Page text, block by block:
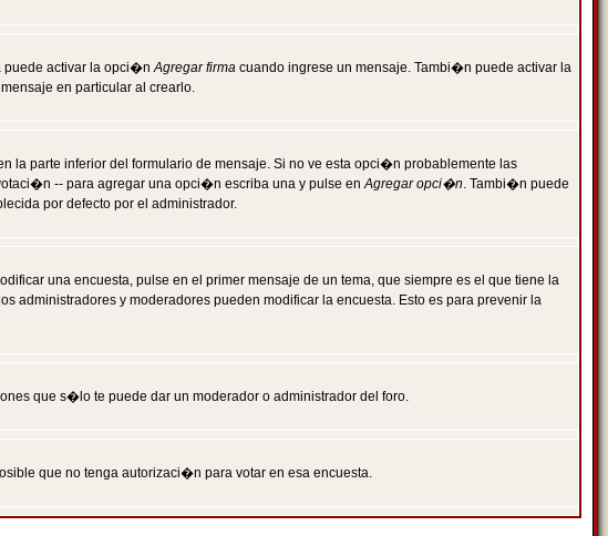
puede activar la opci�nAgregar firma cuando ingrese un mensaje. Tambi�n puede activar la
en particular al crearlo.
la parte inferior del formulario de mensaje. Si no ve esta opci�n probablemente las
-- para agregar una opci�n escriba una y pulse enAgregar opci�n. Tambi�n puede
por defecto por el administrador.
una encuesta, pulse en el primer mensaje de un tema, que siempre es el que tiene la
administradores y moderadores pueden modificar la encuesta. Esto es para prevenir la
que s�lo te puede dar un moderador o administrador del foro.
que no tenga autorizaci�n para votar en esa encuesta.